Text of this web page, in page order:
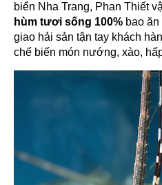
biển Nha Trang, Phan Thiết
hùm tươi sống 100% bao
giao hải sản tận tay khách
chế biến món nướng, xào,